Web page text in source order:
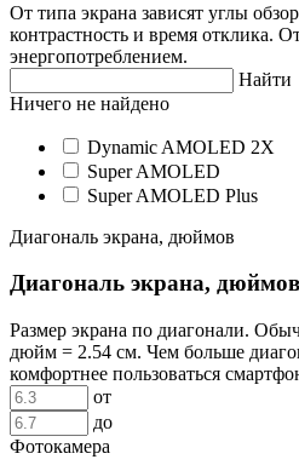
От типа экрана зависят углы
контрастность и время отклика.
энергопотреблением.
Найти
Ничего не найдено
Dynamic AMOLED 2X
Super AMOLED
Super AMOLED Plus
Диагональ экрана, дюймов
Диагональ экрана, дюймов
Размер экрана по диагонали.
дюйм = 2.54 см. Чем больше
комфортнее пользоваться
от
до
Фотокамера